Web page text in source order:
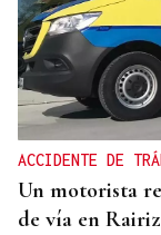
INCUMPLIMIENTO
Turismo veta
Laureano
Turismo de
ACCIDENTE DE
Un motorista
de vía en